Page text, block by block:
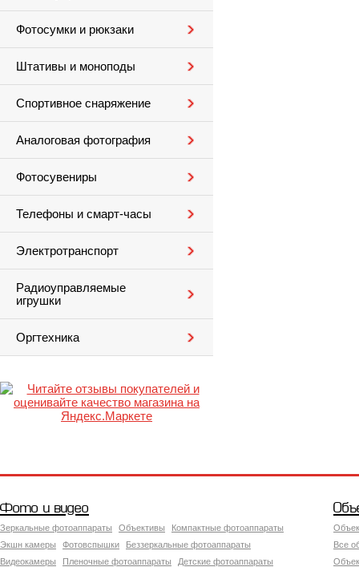
Фотосумки и рюкзаки
Штативы и моноподы
Спортивное снаряжение
Аналоговая фотография
Фотосувениры
Телефоны и смарт-часы
Электротранспорт
Радиоуправляемые
игрушки
Оргтехника
Фото и видео
Зеркальные фотоаппараты Объективы
Компактные фотоаппараты
Экшн камеры
Фотовспышки
Беззеркальные фотоаппараты
Видеокамеры
Пленочные фотоаппараты
Детские фотоаппараты
Все